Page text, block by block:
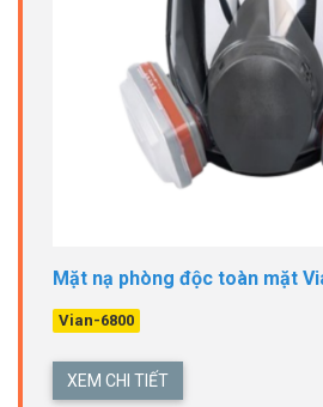
Mặt nạ phòng độc toàn mặt
Vian-6800
XEM CHI TIẾT